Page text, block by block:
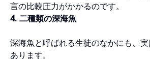
言の比較圧力がかかるのです。
4. 二種類の深海魚
深海魚と呼ばれる生徒のなかにも、
あります。